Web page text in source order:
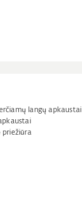
langų apkaustai
priežiūra